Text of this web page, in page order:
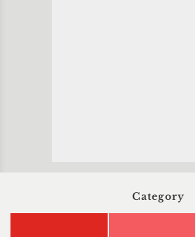
Category